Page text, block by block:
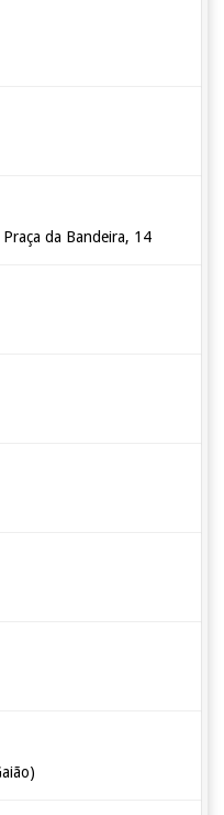
da Bandeira, 14